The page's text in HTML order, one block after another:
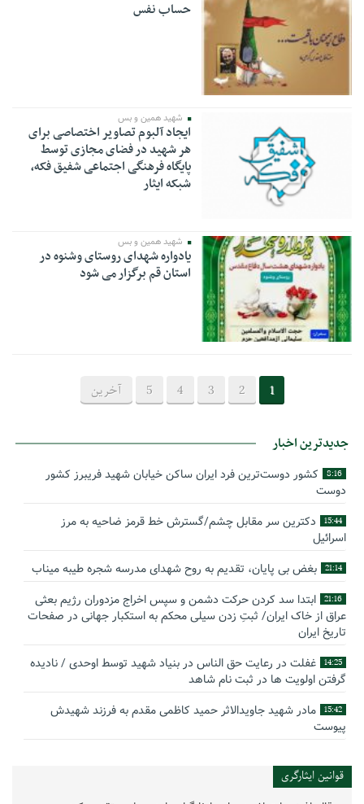
حساب نفس
شهید همین و بس
ایجاد آلبوم تصاویر اختصاصی برای
هر شهید در فضای مجازی توسط
پایگاه فرهنگی اجتماعی شفیق فکه،
شبکه ایثار
شهید همین و بس
یادواره شهدای روستای وشنوه در
استان قم برگزار می شود
1
2
3
4
5 آخرین
جدیدترین اخبار
8:16
کشور دوست‌ترین فرد ایران ساکن خیابان شهید فریبرز کشور
دوست
15:44
دکترین سر مقابل چشم/گسترش خط قرمز ضاحیه به مرز
اسرائیل
21:14 بغض بی پایان، تقدیم به روح شهدای مدرسه شجره طیبه میناب
21:16 ابتدا سد کردن حرکت دشمن و سپس اخراج مزدوران رژیم بعثی
عراق از خاک ایران/ ثبتِ زدن سیلی محکم به استکبار جهانی در صفحات
تاریخ ایران
14:25 غفلت در رعایت حق الناس در بنیاد شهید توسط اوحدی / نادیده
گرفتن اولویت ها در ثبت نام شاهد
15:42 مادر شهید جاویدالاثر حمید کاظمی مقدم به فرزند شهیدش
پیوست
16:17 بیانیه سپاه پاسداران انقلاب اسلامی به مناسبت چهل‌ودومین
قوانین ایثارگری